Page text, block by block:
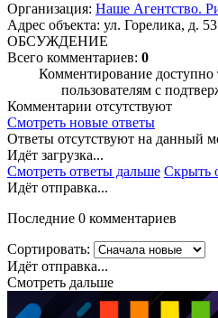
Организация: Наше Агентство.
Адрес объекта: ул. Горелика, д. 53
ОБСУЖДЕНИЕ
Всего комментариев: 0
Комментирование доступно
пользователям с
Комментарии отсутствуют
Смотреть новые ответы
Ответы отсутствуют на данный
Идёт загрузка...
Смотреть ответы дальше Скрыть
Идёт отправка...
Последние 0 комментариев
Сортировать:
Идёт отправка...
Смотреть дальше